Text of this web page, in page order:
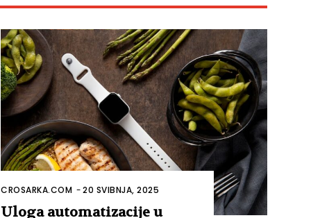
CROSARKA.COM -20 SVIBNJA, 2025
Uloga automatizacije u